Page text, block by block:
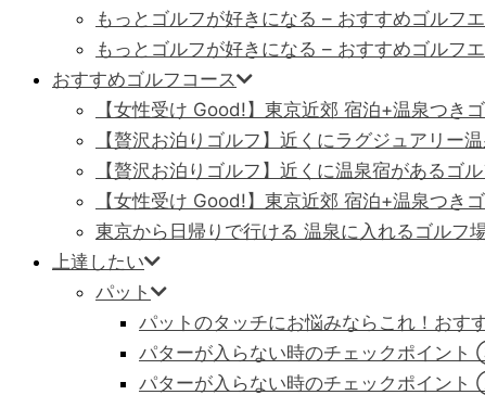
もっとゴルフが好きになる – おすすめゴル
もっとゴルフが好きになる – おすすめゴル
おすすめゴルフコース
【女性受け Good!】東京近郊 宿泊+温泉つき
【贅沢お泊りゴルフ】近くにラグジュアリー
【贅沢お泊りゴルフ】近くに温泉宿があるゴ
【女性受け Good!】東京近郊 宿泊+温泉つき
東京から日帰りで行ける 温泉に入れるゴルフ
上達したい
パット
パットのタッチにお悩みならこれ！おす
パターが入らない時のチェックポイン
パターが入らない時のチェックポイン